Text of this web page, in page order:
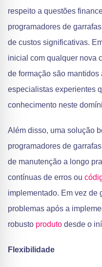
respeito a questões
programadores de
de custos significativas.
inicial com qualquer nova
de formação são
especialistas experientes
conhecimento neste
Além disso, uma solução
programadores de
de manutenção a longo
contínuas de erros ou
implementado. Em vez de
problemas após a
robusto produto desde o
Flexibilidade